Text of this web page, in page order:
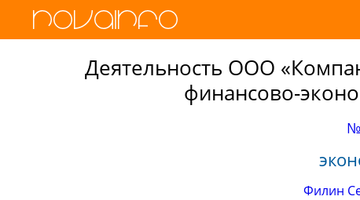
Деятельность ООО
финансово-
Филин